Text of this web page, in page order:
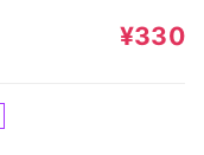
¥330